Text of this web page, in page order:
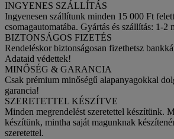
INGYENES SZÁLLÍTÁS
Ingyenesen szállítunk minden 15 000 Ft
csomagautomatába. Gyártás és szállítás: 1-2
BIZTONSÁGOS FIZETÉS
Rendeléskor biztonságosan fizethetsz
Adataid védettek!
MINŐSÉG & GARANCIA
Csak prémium minőségű alapanyagokkal
garancia!
SZERETETTEL KÉSZÍTVE
Minden megrendelést szeretettel készítünk.
készítünk, mintha saját magunknak
szeretettel.